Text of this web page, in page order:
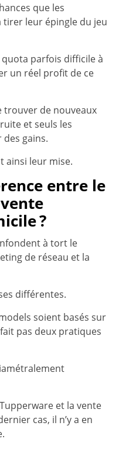
que les
leur épingle du jeu
parfois difficile à
un réel profit de ce
trouver de nouveaux
et seuls les
gains.
ainsi leur mise.
entre le
?
à tort le
de réseau et la
différentes.
soient basés sur
pas deux pratiques
et la vente
cas, il n’y a en